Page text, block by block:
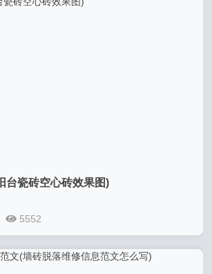
台瓷砖空心砖效果图)
5552